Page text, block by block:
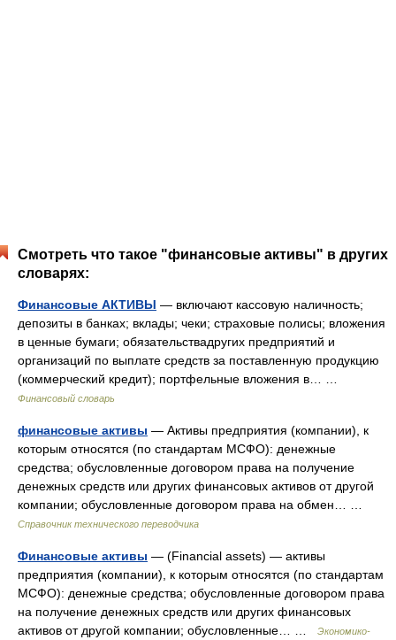
Смотреть что такое "финансовые активы" в других
словарях:
Финансовые АКТИВЫ — включают кассовую наличность;
депозиты в банках; вклады; чеки; страховые полисы; вложения
в ценные бумаги; обязательствадругих предприятий и
организаций по выплате средств за поставленную продукцию
(коммерческий кредит); портфельные вложения в… …
Финансовый словарь
финансовые активы — Активы предприятия (компании), к
которым относятся (по стандартам МСФО): денежные
средства; обусловленные договором права на получение
денежных средств или других финансовых активов от другой
компании; обусловленные договором права на обмен… …
Справочник технического переводчика
Финансовые активы — (Financial assets) — активы
предприятия (компании), к которым относятся (по стандартам
МСФО): денежные средства; обусловленные договором права
на получение денежных средств или других финансовых
активов от другой компании; обусловленные… …
Экономико-